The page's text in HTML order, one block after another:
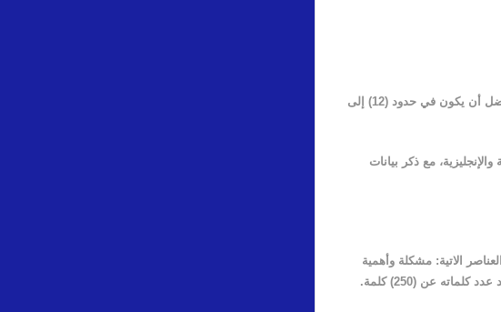
– يجب أن يكون العنوان مختصرا قدر الإمكان ويعبر عن هدف البحث بوضوح ويفضل أن يكون في حدود (12) إلى
مع ذكر بيانات
الاتية: مشكلة وأهمية
عن (250) كلمة
.